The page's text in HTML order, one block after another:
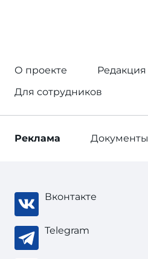
О проекте
Редакция
Для сотрудников
Реклама Документы
Вконтакте
Telegram